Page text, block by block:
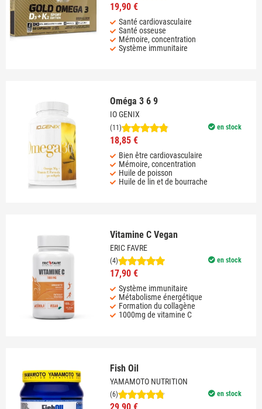
19,90 €
Santé cardiovasculaire
Santé osseuse
Mémoire, concentration
Système immunitaire
Oméga 3 6 9
IO GENIX
en stock
(11)
18,85 €
Bien être cardiovasculaire
Mémoire, concentration
Huile de poisson
Huile de lin et de bourrache
Vitamine C Vegan
ERIC FAVRE
en stock
(4)
17,90 €
Système immunitaire
Métabolisme énergétique
Formation du collagène
1000mg de vitamine C
Fish Oil
YAMAMOTO NUTRITION
en stock
(6)